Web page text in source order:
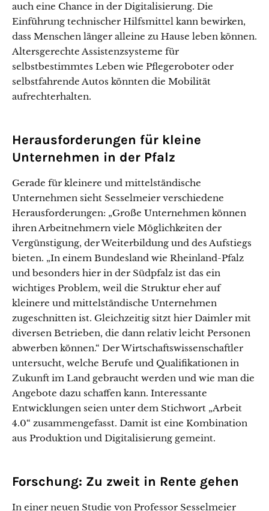
auch eine Chance in der Digitalisierung. Die
Einführung technischer Hilfsmittel kann bewirken,
dass Menschen länger alleine zu Hause leben können.
Altersgerechte Assistenzsysteme für
selbstbestimmtes Leben wie Pflegeroboter oder
selbstfahrende Autos könnten die Mobilität
aufrechterhalten.
Herausforderungen für kleine
Unternehmen in der Pfalz
Gerade für kleinere und mittelständische
Unternehmen sieht Sesselmeier verschiedene
Herausforderungen: „Große Unternehmen können
ihren Arbeitnehmern viele Möglichkeiten der
Vergünstigung, der Weiterbildung und des Aufstiegs
bieten. „In einem Bundesland wie Rheinland-Pfalz
und besonders hier in der Südpfalz ist das ein
wichtiges Problem, weil die Struktur eher auf
kleinere und mittelständische Unternehmen
zugeschnitten ist. Gleichzeitig sitzt hier Daimler mit
diversen Betrieben, die dann relativ leicht Personen
abwerben können.“ Der Wirtschaftswissenschaftler
untersucht, welche Berufe und Qualifikationen in
Zukunft im Land gebraucht werden und wie man die
Angebote dazu schaffen kann. Interessante
Entwicklungen seien unter dem Stichwort „Arbeit
4.0“ zusammengefasst. Damit ist eine Kombination
aus Produktion und Digitalisierung gemeint.
Forschung: Zu zweit in Rente gehen
In einer neuen Studie von Professor Sesselmeier